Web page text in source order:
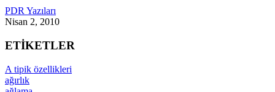
PDR Yazıları
Nisan 2, 2010
ETİKETLER
A tipik özellikleri
ağırlık